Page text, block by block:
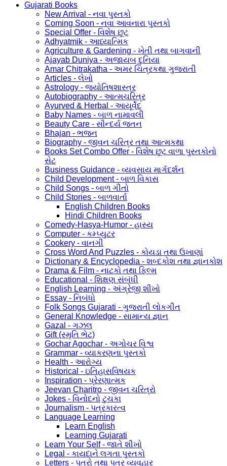
Gujarati Books
New Arrival - નવા પુસ્તકો
Coming Soon - નવા આવનારા પુસ્તકો
Special Offer - વિશેષ છૂટ
Adhyatmik - આધ્યાત્મિક
Agriculture & Gardening - ખેતી તથા બાગવાની
Ajayab Duniya - અજાયબ દુનિયા
Amar Chitrakatha - અમર ચિત્રકથા ગુજરાતી
Articles - લેખો
Astrology - જ્યોતિષશાસ્ત્ર
Autobiography - આત્મચરિત્ર
Ayurved & Herbal - આયૂર્વેદ
Baby Names - બાળ નામાવલી
Beauty Care - સૌન્દર્ય જતન
Bhajan - ભજન
Biography - જીવન ચરિત્ર તથા આત્મકથા
Books Set Combo Offer - વિશેષ છૂટ વાળા પુસ્તકોનો
સેટ
Business Guidance - વ્યવસાય માર્ગદર્શન
Child Development - બાળ વિકાસ
Child Songs - બાળ ગીતો
Child Stories - બાળવાર્તા
English Children Books
Hindi Children Books
Comedy-Hasya-Humor - હાસ્ય
Computer - કમ્પ્યુટર
Cookery - વાનગી
Cross Word And Puzzles - કોયડા તથા ઉખાણાં
Dictionary & Encyclopedia - શબ્દકોશ તથા જ્ઞાનકોશ
Drama & Film - નાટકો તથા ફિલ્મ
Educational - શિક્ષણ સંબંધી
English Learning - અંગ્રેજી શીખો
Essay - નિબંધો
Folk Songs Gujarati - ગુજરાતી લોકગીત
General Knowledge - સામાન્ય જ્ઞાન
Gazal - ગઝલ
Gift (સ્મૃતિ ભેટ)
Gochar Agochar - અગોચર વિશ્વ
Grammar - વ્યાકરણના પુસ્તકો
Health - આરોગ્ય
Historical - ઇતિહાસવિષયક
Inspiration - પ્રેરણાત્મક
Jeevan Charitro - જીવન ચરિત્રો
Jokes - વિનોદનો ટુચકા
Journalism - પત્રકારત્વ
Language Learning
Learn English
Learning Gujarati
Learn Your Self - જાતે શીખો
Legal - કાયદાને લગતા પુસ્તકો
Letters - પત્રો તથા પત્ર વ્યવહાર